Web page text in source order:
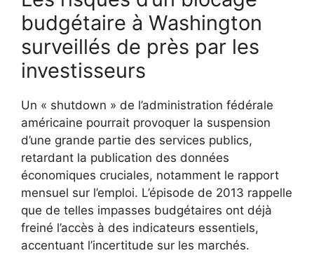
budgétaire à Washington
surveillés de près par les
investisseurs
Un « shutdown » de l’administration fédérale
américaine pourrait provoquer la suspension
d’une grande partie des services publics,
retardant la publication des données
économiques cruciales, notamment le rapport
mensuel sur l’emploi. L’épisode de 2013 rappelle
que de telles impasses budgétaires ont déjà
freiné l’accès à des indicateurs essentiels,
accentuant l’incertitude sur les marchés.